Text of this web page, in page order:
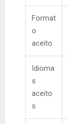
Format
o
aceito
Idioma
s
aceito
s